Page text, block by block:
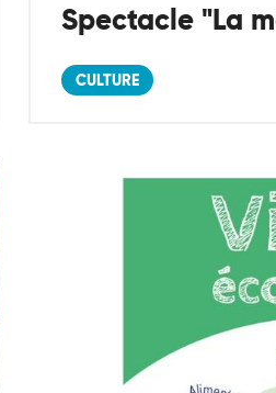
Spectacle "La
CULTURE